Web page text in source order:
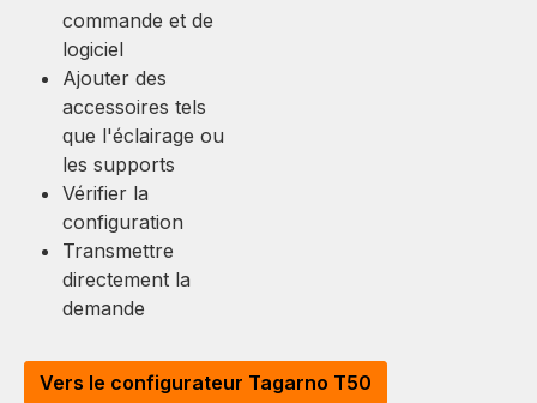
commande et de
logiciel
Ajouter des
accessoires tels
que l'éclairage ou
les supports
Vérifier la
configuration
Transmettre
directement la
demande
Vers le configurateur Tagarno T50